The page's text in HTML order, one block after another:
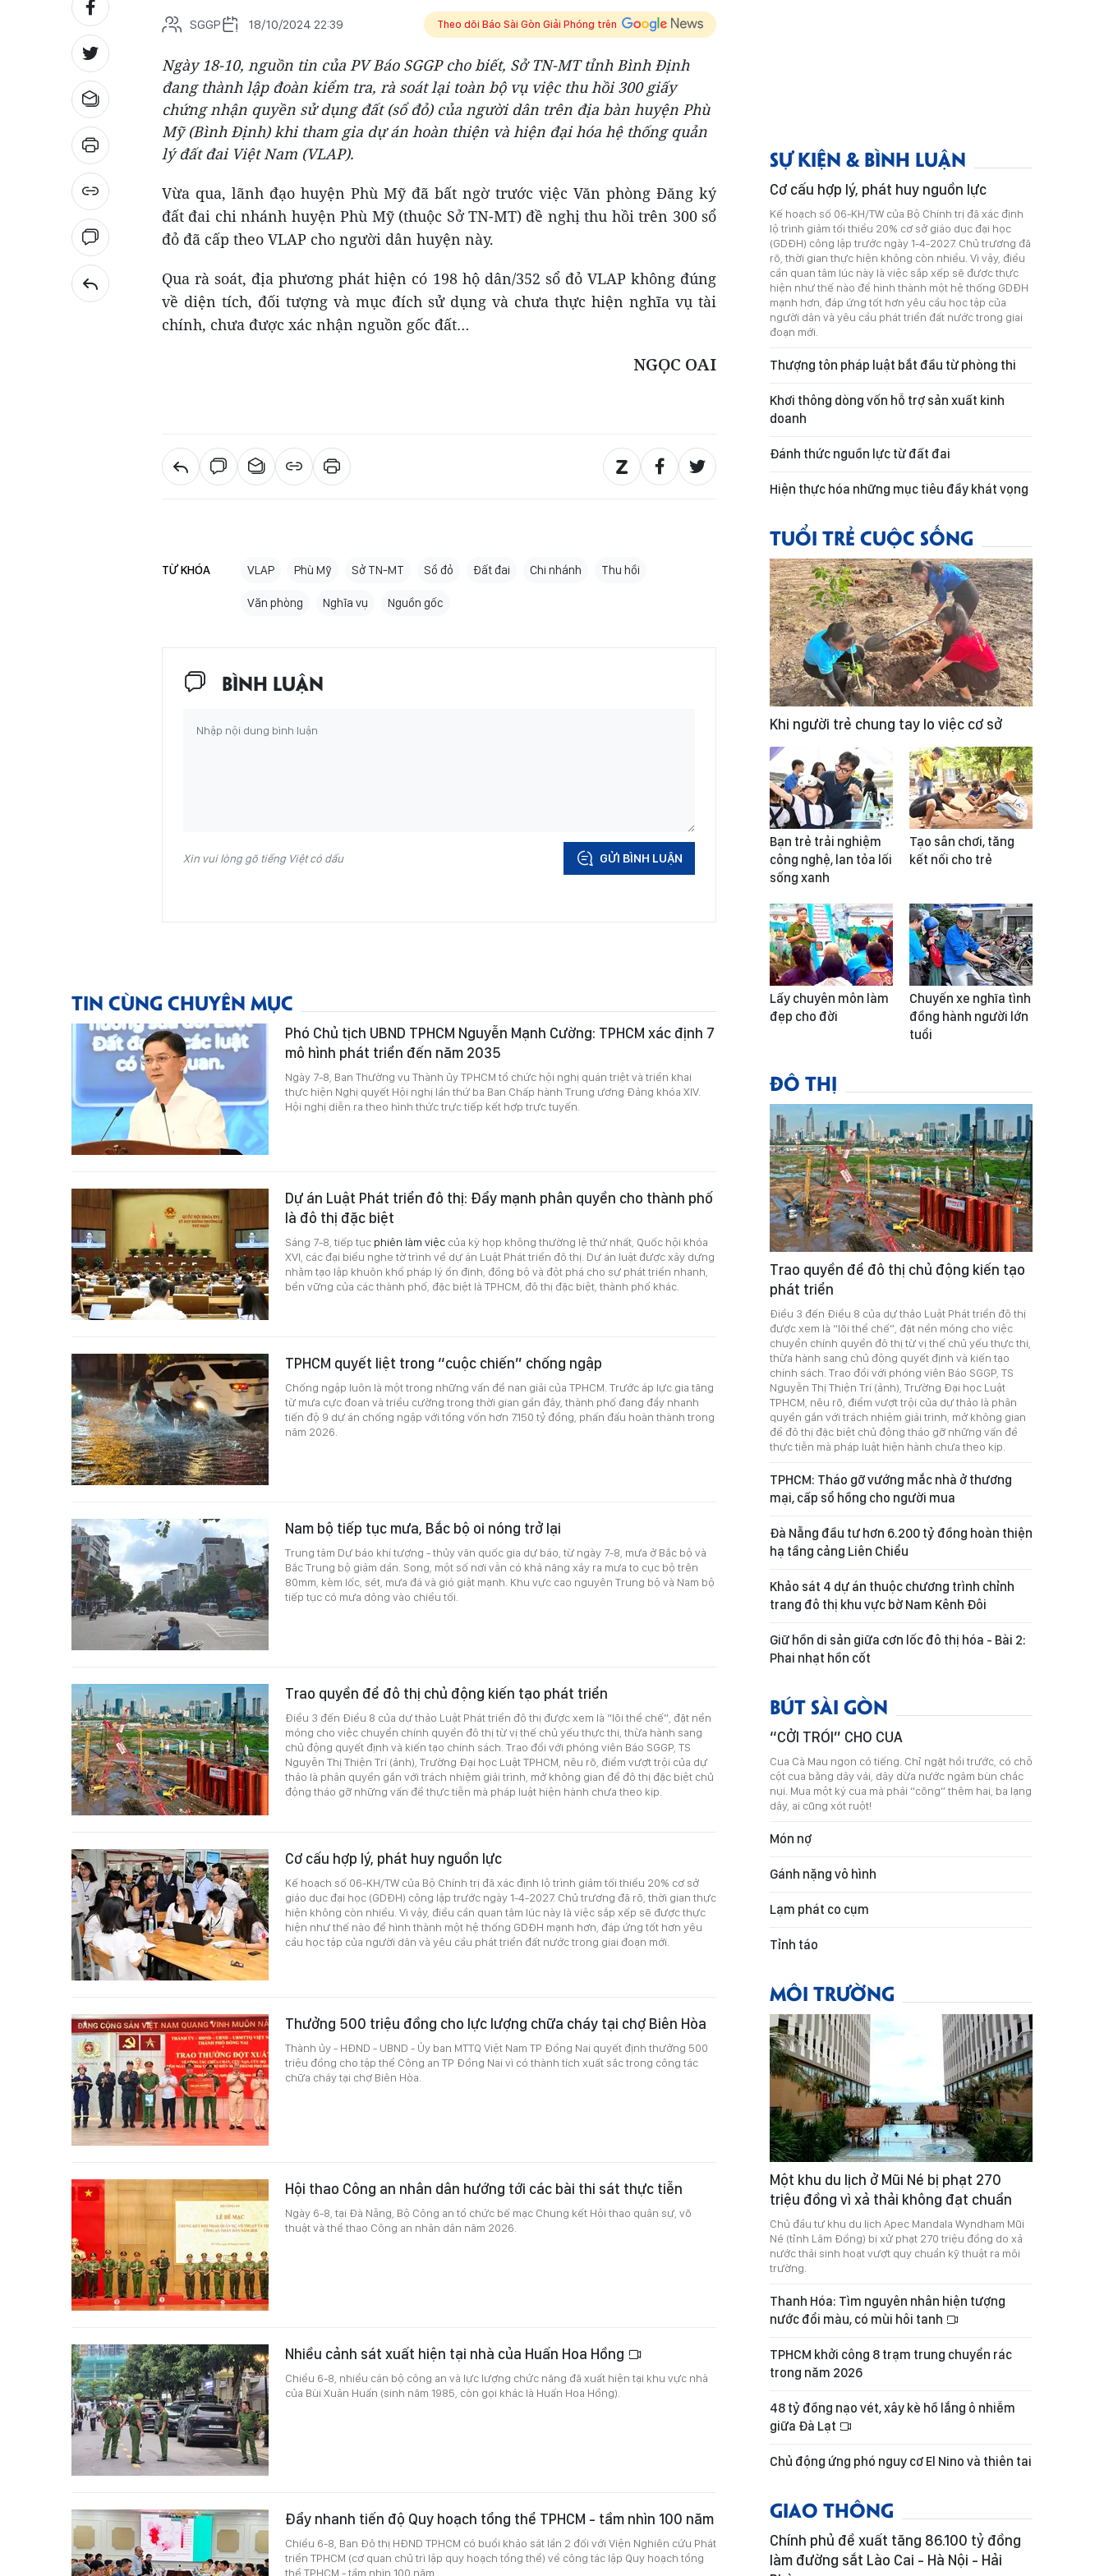
SGGP 18/10/2024 22:39 Theo dõi Báo Sài Gòn Giải Phóng trên
Ngày 18-10, nguồn tin của PV Báo SGGP cho biết, Sở TN-MT tỉnh Bình Định
đang thành lập đoàn kiểm tra, rà soát lại toàn bộ vụ việc thu hồi 300 giấy
chứng nhận quyền sử dụng đất (sổ đỏ) của người dân trên địa bàn huyện Phù
Mỹ (Bình Định) khi tham gia dự án hoàn thiện và hiện đại hóa hệ thống quản
lý đất đai Việt Nam (VLAP).
Vừa qua, lãnh đạo huyện Phù Mỹ đã bất ngờ trước việc Văn phòng Đăng ký
đất đai chi nhánh huyện Phù Mỹ (thuộc Sở TN-MT) đề nghị thu hồi trên 300 sổ
đỏ đã cấp theo VLAP cho người dân huyện này.
Qua rà soát, địa phương phát hiện có 198 hộ dân/352 sổ đỏ VLAP không đúng
về diện tích, đối tượng và mục đích sử dụng và chưa thực hiện nghĩa vụ tài
chính, chưa được xác nhận nguồn gốc đất…
NGỌC OAI
TỪ KHÓA VLAP Phù Mỹ Sở TN-MT Sổ đỏ Đất đai Chi nhánh Thu hồi
Văn phòng Nghĩa vụ Nguồn gốc
BÌNH LUẬN
Xin vui lòng gõ tiếng Việt có dấu GỬI BÌNH LUẬN
TIN CÙNG CHUYÊN MỤC
Phó Chủ tịch UBND TPHCM Nguyễn Mạnh Cường: TPHCM xác định 7
mô hình phát triển đến năm 2035
Ngày 7-8, Ban Thường vụ Thành ủy TPHCM tổ chức hội nghị quán triệt và triển khai
thực hiện Nghị quyết Hội nghị lần thứ ba Ban Chấp hành Trung ương Đảng khóa XIV.
Hội nghị diễn ra theo hình thức trực tiếp kết hợp trực tuyến.
Dự án Luật Phát triển đô thị: Đẩy mạnh phân quyền cho thành phố
là đô thị đặc biệt
Sáng 7-8, tiếp tục phiên làm việc của kỳ họp không thường lệ thứ nhất, Quốc hội khóa
XVI, các đại biểu nghe tờ trình về dự án Luật Phát triển đô thị. Dự án luật được xây dựng
nhằm tạo lập khuôn khổ pháp lý ổn định, đồng bộ và đột phá cho sự phát triển nhanh,
bền vững của các thành phố, đặc biệt là TPHCM, đô thị đặc biệt, thành phố khác.
TPHCM quyết liệt trong “cuộc chiến” chống ngập
Chống ngập luôn là một trong những vấn đề nan giải của TPHCM. Trước áp lực gia tăng
từ mưa cực đoan và triều cường trong thời gian gần đây, thành phố đang đẩy nhanh
tiến độ 9 dự án chống ngập với tổng vốn hơn 7.150 tỷ đồng, phấn đấu hoàn thành trong
năm 2026.
Nam bộ tiếp tục mưa, Bắc bộ oi nóng trở lại
Trung tâm Dự báo khí tượng - thủy văn quốc gia dự báo, từ ngày 7-8, mưa ở Bắc bộ và
Bắc Trung bộ giảm dần. Song, một số nơi vẫn có khả năng xảy ra mưa to cục bộ trên
80mm, kèm lốc, sét, mưa đá và gió giật mạnh. Khu vực cao nguyên Trung bộ và Nam bộ
tiếp tục có mưa dông vào chiều tối.
Trao quyền để đô thị chủ động kiến tạo phát triển
Điều 3 đến Điều 8 của dự thảo Luật Phát triển đô thị được xem là “lõi thể chế”, đặt nền
móng cho việc chuyển chính quyền đô thị từ vị thế chủ yếu thực thi, thừa hành sang
chủ động quyết định và kiến tạo chính sách. Trao đổi với phóng viên Báo SGGP, TS
Nguyễn Thị Thiện Trí (ảnh), Trường Đại học Luật TPHCM, nêu rõ, điểm vượt trội của dự
thảo là phân quyền gắn với trách nhiệm giải trình, mở không gian để đô thị đặc biệt chủ
động tháo gỡ những vấn đề thực tiễn mà pháp luật hiện hành chưa theo kịp.
Cơ cấu hợp lý, phát huy nguồn lực
Kế hoạch số 06-KH/TW của Bộ Chính trị đã xác định lộ trình giảm tối thiểu 20% cơ sở
giáo dục đại học (GDĐH) công lập trước ngày 1-4-2027. Chủ trương đã rõ, thời gian thực
hiện không còn nhiều. Vì vậy, điều cần quan tâm lúc này là việc sắp xếp sẽ được thực
hiện như thế nào để hình thành một hệ thống GDĐH mạnh hơn, đáp ứng tốt hơn yêu
cầu học tập của người dân và yêu cầu phát triển đất nước trong giai đoạn mới.
Thưởng 500 triệu đồng cho lực lượng chữa cháy tại chợ Biên Hòa
Thành ủy - HĐND - UBND - Ủy ban MTTQ Việt Nam TP Đồng Nai quyết định thưởng 500
triệu đồng cho tập thể Công an TP Đồng Nai vì có thành tích xuất sắc trong công tác
chữa cháy tại chợ Biên Hòa.
Hội thao Công an nhân dân hướng tới các bài thi sát thực tiễn
Ngày 6-8, tại Đà Nẵng, Bộ Công an tổ chức bế mạc Chung kết Hội thao quân sự, võ
thuật và thể thao Công an nhân dân năm 2026.
Nhiều cảnh sát xuất hiện tại nhà của Huấn Hoa Hồng
Chiều 6-8, nhiều cán bộ công an và lực lượng chức năng đã xuất hiện tại khu vực nhà
của Bùi Xuân Huấn (sinh năm 1985, còn gọi khác là Huấn Hoa Hồng).
Đẩy nhanh tiến độ Quy hoạch tổng thể TPHCM - tầm nhìn 100 năm
Chiều 6-8, Ban Đô thị HĐND TPHCM có buổi khảo sát lần 2 đối với Viện Nghiên cứu Phát
triển TPHCM (cơ quan chủ trì lập quy hoạch tổng thể) về công tác lập Quy hoạch tổng
thể TPHCM - tầm nhìn 100 năm.
SỰ KIỆN & BÌNH LUẬN
Cơ cấu hợp lý, phát huy nguồn lực
Kế hoạch số 06-KH/TW của Bộ Chính trị đã xác định
lộ trình giảm tối thiểu 20% cơ sở giáo dục đại học
(GDĐH) công lập trước ngày 1-4-2027. Chủ trương đã
rõ, thời gian thực hiện không còn nhiều. Vì vậy, điều
cần quan tâm lúc này là việc sắp xếp sẽ được thực
hiện như thế nào để hình thành một hệ thống GDĐH
mạnh hơn, đáp ứng tốt hơn yêu cầu học tập của
người dân và yêu cầu phát triển đất nước trong giai
đoạn mới.
Thượng tôn pháp luật bắt đầu từ phòng thi
Khơi thông dòng vốn hỗ trợ sản xuất kinh
doanh
Đánh thức nguồn lực từ đất đai
Hiện thực hóa những mục tiêu đầy khát vọng
TUỔI TRẺ CUỘC SỐNG
Khi người trẻ chung tay lo việc cơ sở
Bạn trẻ trải nghiệm
công nghệ, lan tỏa lối
sống xanh
Tạo sân chơi, tăng
kết nối cho trẻ
Lấy chuyên môn làm
đẹp cho đời
Chuyến xe nghĩa tình
đồng hành người lớn
tuổi
ĐÔ THỊ
Trao quyền để đô thị chủ động kiến tạo
phát triển
Điều 3 đến Điều 8 của dự thảo Luật Phát triển đô thị
được xem là “lõi thể chế”, đặt nền móng cho việc
chuyển chính quyền đô thị từ vị thế chủ yếu thực thi,
thừa hành sang chủ động quyết định và kiến tạo
chính sách. Trao đổi với phóng viên Báo SGGP, TS
Nguyễn Thị Thiện Trí (ảnh), Trường Đại học Luật
TPHCM, nêu rõ, điểm vượt trội của dự thảo là phân
quyền gắn với trách nhiệm giải trình, mở không gian
để đô thị đặc biệt chủ động tháo gỡ những vấn đề
thực tiễn mà pháp luật hiện hành chưa theo kịp.
TPHCM: Tháo gỡ vướng mắc nhà ở thương
mại, cấp sổ hồng cho người mua
Đà Nẵng đầu tư hơn 6.200 tỷ đồng hoàn thiện
hạ tầng cảng Liên Chiểu
Khảo sát 4 dự án thuộc chương trình chỉnh
trang đô thị khu vực bờ Nam Kênh Đôi
Giữ hồn di sản giữa cơn lốc đô thị hóa - Bài 2:
Phai nhạt hồn cốt
BÚT SÀI GÒN
“CỞI TRÓI” CHO CUA
Cua Cà Mau ngon có tiếng. Chỉ ngặt hồi trước, có chỗ
cột cua bằng dây vải, dây dừa nước ngâm bùn chắc
nụi. Mua một ký cua mà phải “cõng” thêm hai, ba lạng
dây, ai cũng xót ruột!
Món nợ
Gánh nặng vô hình
Lạm phát co cụm
Tỉnh táo
MÔI TRƯỜNG
Một khu du lịch ở Mũi Né bị phạt 270
triệu đồng vì xả thải không đạt chuẩn
Chủ đầu tư khu du lịch Apec Mandala Wyndham Mũi
Né (tỉnh Lâm Đồng) bị xử phạt 270 triệu đồng do xả
nước thải sinh hoạt vượt quy chuẩn kỹ thuật ra môi
trường.
Thanh Hóa: Tìm nguyên nhân hiện tượng
nước đổi màu, có mùi hôi tanh
TPHCM khởi công 8 trạm trung chuyển rác
trong năm 2026
48 tỷ đồng nạo vét, xây kè hồ lắng ô nhiễm
giữa Đà Lạt
Chủ động ứng phó nguy cơ El Nino và thiên tai
GIAO THÔNG
Chính phủ đề xuất tăng 86.100 tỷ đồng
làm đường sắt Lào Cai - Hà Nội - Hải